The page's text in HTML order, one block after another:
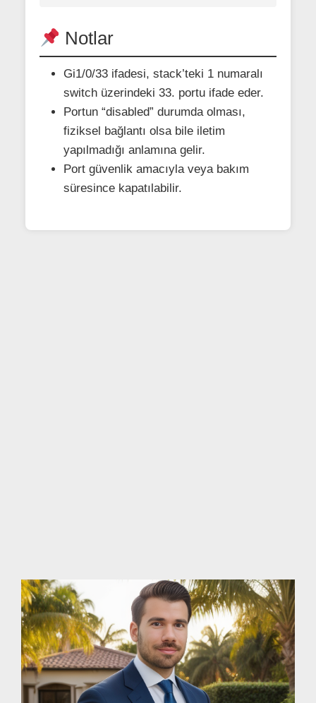
Notlar
Gi1/0/33 ifadesi, stack’teki 1 numaralı
switch üzerindeki 33. portu ifade eder.
Portun “disabled” durumda olması,
fiziksel bağlantı olsa bile iletim
yapılmadığı anlamına gelir.
Port güvenlik amacıyla veya bakım
süresince kapatılabilir.